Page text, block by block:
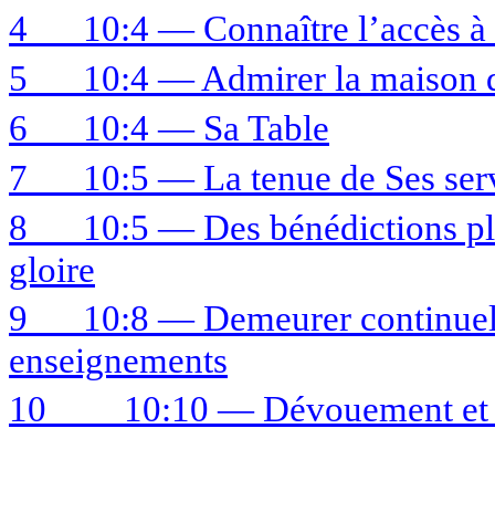
4
10:4 — Connaître l’accès
5
10:4 — Admirer la maison
6
10:4 — Sa Table
7
10:5 — La tenue de Ses
8
10:5 — Des bénédictions
gloire
9
10:8 — Demeurer
enseignements
10
10:10 — Dévouement et